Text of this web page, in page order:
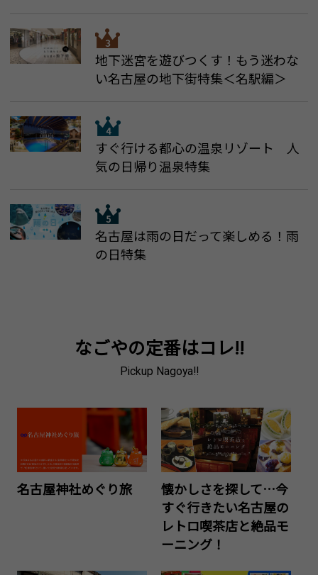
地下迷宮を遊びつくす！もう迷わな
い名古屋の地下街特集＜名駅編＞
すぐ行ける都心の温泉リゾート 人
気の日帰り温泉特集
名古屋は雨の日だって楽しめる！雨
の日特集
なごやの定番はコレ!!
Pickup Nagoya!!
名古屋神社めぐり旅
懐かしさを探して…今
すぐ行きたい名古屋の
レトロ喫茶店と絶品モ
ーニング！